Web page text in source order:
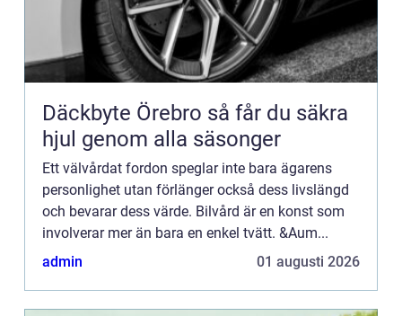
Däckbyte Örebro så får du säkra
hjul genom alla säsonger
Ett välvårdat fordon speglar inte bara ägarens
personlighet utan förlänger också dess livslängd
och bevarar dess värde. Bilvård är en konst som
involverar mer än bara en enkel tvätt. &Aum...
admin
01 augusti 2026